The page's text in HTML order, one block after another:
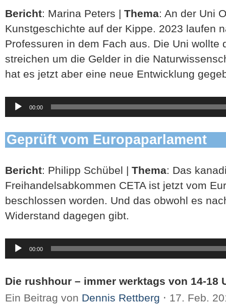
Bericht: Marina Peters | Thema: An der Uni
Kunstgeschichte auf der Kippe. 2023 laufen
Professuren in dem Fach aus. Die Uni wollte
streichen um die Gelder in die
hat es jetzt aber eine neue Entwicklung
Audio-
Player
00:00
Geprüft vom Europaparlament
Bericht: Philipp Schübel | Thema: Das
Freihandelsabkommen CETA ist jetzt vom
beschlossen worden. Und das obwohl es
Widerstand dagegen gibt.
Audio-
Player
00:00
Die rushhour – immer werktags von 14-18
Ein Beitrag von Dennis Rettberg ⋅ 17. Feb.